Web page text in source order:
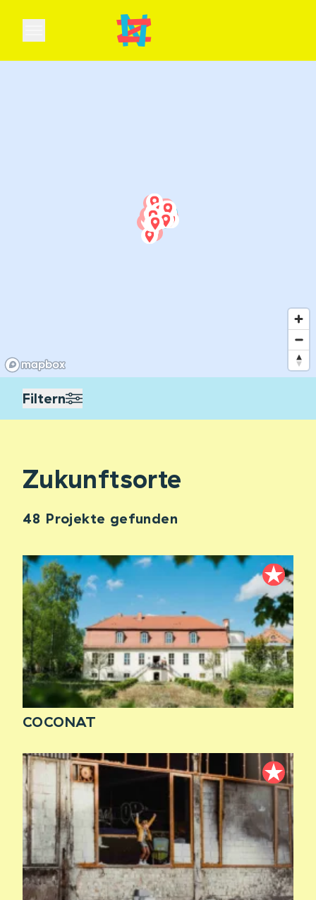
Open main menu
Filtern
Zukunftsorte
48 Projekte gefunden
COCONAT